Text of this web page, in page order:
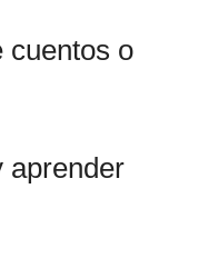
cuentos o
aprender